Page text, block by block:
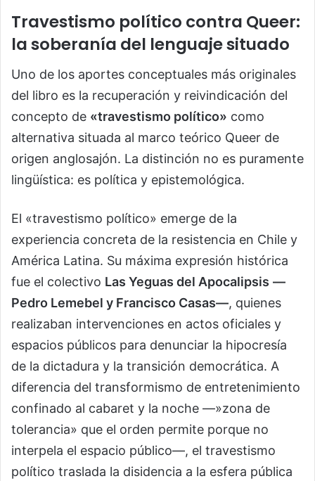
Travestismo político contra Queer:
la soberanía del lenguaje situado
Uno de los aportes conceptuales más originales
del libro es la recuperación y reivindicación del
concepto de «travestismo político» como
alternativa situada al marco teórico Queer de
origen anglosajón. La distinción no es puramente
lingüística: es política y epistemológica.
El «travestismo político» emerge de la
experiencia concreta de la resistencia en Chile y
América Latina. Su máxima expresión histórica
fue el colectivo Las Yeguas del Apocalipsis —
Pedro Lemebel y Francisco Casas—, quienes
realizaban intervenciones en actos oficiales y
espacios públicos para denunciar la hipocresía
de la dictadura y la transición democrática. A
diferencia del transformismo de entretenimiento
confinado al cabaret y la noche —»zona de
tolerancia» que el orden permite porque no
interpela el espacio público—, el travestismo
político traslada la disidencia a la esfera pública